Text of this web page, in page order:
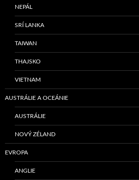
NEPÁL
SRÍ LANKA
TAIWAN
THAJSKO
VIETNAM
AUSTRÁLIE A OCEÁNIE
AUSTRÁLIE
NOVÝ ZÉLAND
EVROPA
ANGLIE